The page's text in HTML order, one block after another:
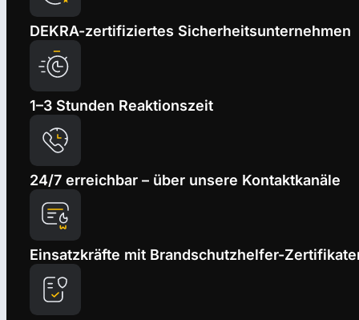
DEKRA-zertifiziertes Sicherheitsunternehmen
1–3 Stunden Reaktionszeit
24/7 erreichbar – über unsere Kontaktkanäle
Einsatzkräfte mit Brandschutzhelfer-